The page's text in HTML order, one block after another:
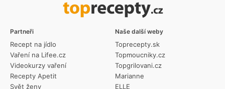
Partneři
Recept na jídlo
Vaření na Lifee.cz
Videokurzy vaření
Recepty Apetit
Svět ženy
Naše další weby
Toprecepty.sk
Topmoucniky.cz
Topgrilovani.cz
Marianne
ELLE